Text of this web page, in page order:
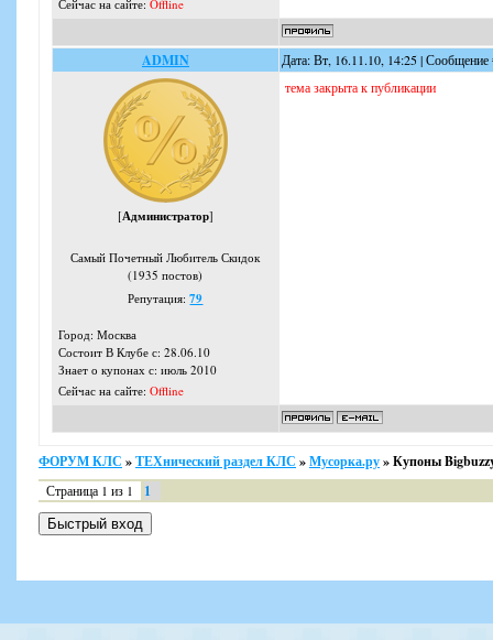
Сейчас на сайте: Offline
ADMIN Дата: Вт, 16.11.10, 14:25 |
[Администратор]
Самый Почетный Любитель Скидок
(1935 постов)
Репутация:79
Город: Москва
Состоит В Клубе с: 28.06.10
Знает о купонах с: июль 2010
Сейчас на сайте: Offline
тема закрыта к публикации
ФОРУМ КЛС »ТЕХнический раздел КЛС »Мусорка.ру»Купоны
Страница 1 из 1 1